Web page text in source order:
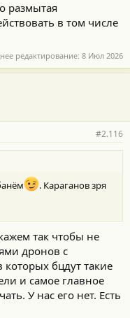
размытая
в том числе
редактирование: 8 Июл 2026
#2.116
. Караганов зря
так чтобы не
дронов с
бцдут такие
и самое главное
У нас его нет. Есть